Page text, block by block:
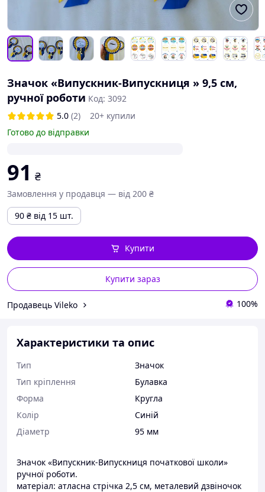
Значок «Випускник-Випускниця » 9,5 см,
ручної роботи Код: 3092
5.0 (2)
20+ купили
Готово до відправки
91 ₴
Замовлення у продавця — від 200 ₴
90 ₴ від 15 шт.
Купити зараз
Купити
Продавець Vileko 100%
Характеристики та опис
Тип
Значок
Тип кріплення
Булавка
Форма
Кругла
Колір
Синій
Діаметр
95 мм
Значок «Випускник-Випускниця початкової школи»
ручної роботи.
матеріал: атласна стрічка 2,5 см, металевий дзвіночок